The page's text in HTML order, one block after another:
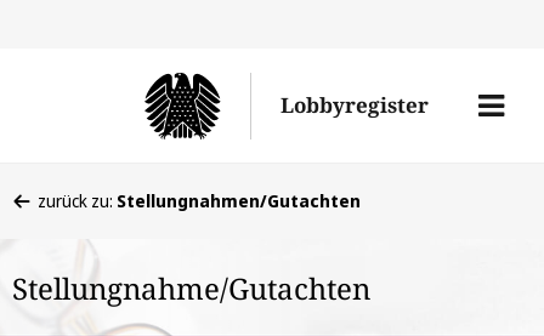
Lobbyregister
Menü
befinden
hier:
zurück zu: Stellungnahmen/Gutachten
Stellungnahme/Gutachten